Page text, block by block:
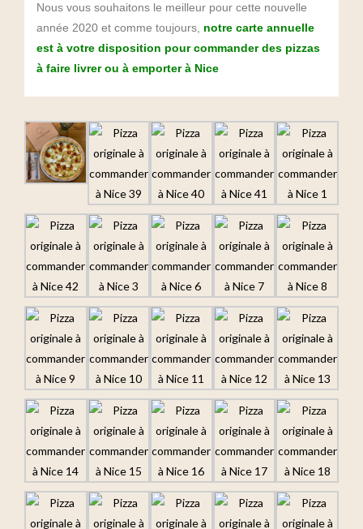
Nous vous souhaitons le meilleur pour cette nouvelle
année 2020 et comme toujours, notre carte annuelle
est à votre disposition pour commander des pizzas
à faire livrer ou à emporter à Nice